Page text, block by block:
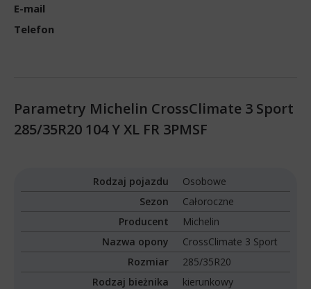
E-mail
Telefon
Parametry Michelin CrossClimate 3 Sport
285/35R20 104 Y XL FR 3PMSF
Rodzaj pojazdu
Osobowe
Sezon
Całoroczne
Producent
Michelin
Nazwa opony
CrossClimate 3 Sport
Rozmiar
285/35R20
Rodzaj bieżnika
kierunkowy